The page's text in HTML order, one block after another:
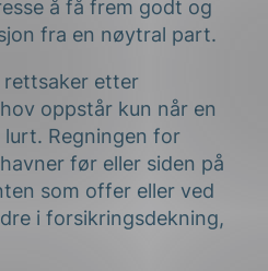
å få frem godt og
fra en nøytral part.
rettsaker etter
oppstår kun når en
Regningen for
før eller siden på
som offer eller ved
i forsikringsdekning,